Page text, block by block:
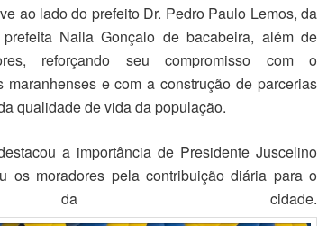
ao lado do prefeito Dr. Pedro Paulo Lemos, da
Naila Gonçalo de bacabeira, além de
reforçando seu compromisso com o
e com a construção de parcerias
qualidade de vida da população.
a importância de Presidente Juscelino
os moradores pela contribuição diária para o
da cidade.